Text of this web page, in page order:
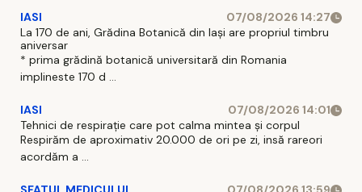
IASI
07/08/2026 14:27
La 170 de ani, Grădina Botanică din Iași are propriul timbru
aniversar
* prima grădină botanică universitară din Romania
implineste 170 d ...
IASI
07/08/2026 14:01
Tehnici de respirație care pot calma mintea și corpul
Respirăm de aproximativ 20.000 de ori pe zi, insă rareori
acordăm a ...